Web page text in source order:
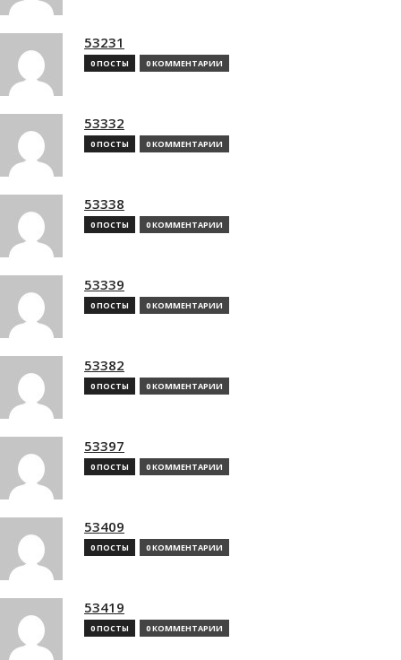
53231
0 ПОСТЫ 0 КОММЕНТАРИИ
53332
0 ПОСТЫ 0 КОММЕНТАРИИ
53338
0 ПОСТЫ 0 КОММЕНТАРИИ
53339
0 ПОСТЫ 0 КОММЕНТАРИИ
53382
0 ПОСТЫ 0 КОММЕНТАРИИ
53397
0 ПОСТЫ 0 КОММЕНТАРИИ
53409
0 ПОСТЫ 0 КОММЕНТАРИИ
53419
0 ПОСТЫ 0 КОММЕНТАРИИ